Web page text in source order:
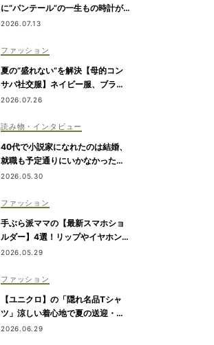
に“パンテール”の一生もの時計が
人気！仕事のご褒美＆節目買いに
2026.07.13
ファッション
夏の“盛れない”を解決【母的コン
サバ社交服】ネイビー服、ブラウ
ス、セットアップetc.
2026.07.26
読み物・インタビュー
40代で小説家になれたのは結婚、
就職も予定通りにいかなかったか
ら【朝倉かすみさん】
2026.05.30
ファッション
手ぶら派ママの【最新スマホショ
ルダー】4選！リップやイヤホンが
入るタイプも
2026.05.29
ファッション
【ユニクロ】の「隠れ名品Tシャ
ツ」涼しい着心地で夏の送迎・公
園にぴったり！
2026.06.29